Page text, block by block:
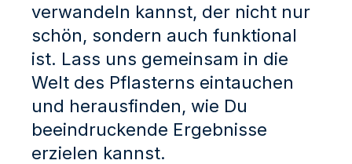
verwandeln kannst, der nicht nur
schön, sondern auch funktional
ist. Lass uns gemeinsam in die
Welt des Pflasterns eintauchen
und herausfinden, wie Du
beeindruckende Ergebnisse
erzielen kannst.